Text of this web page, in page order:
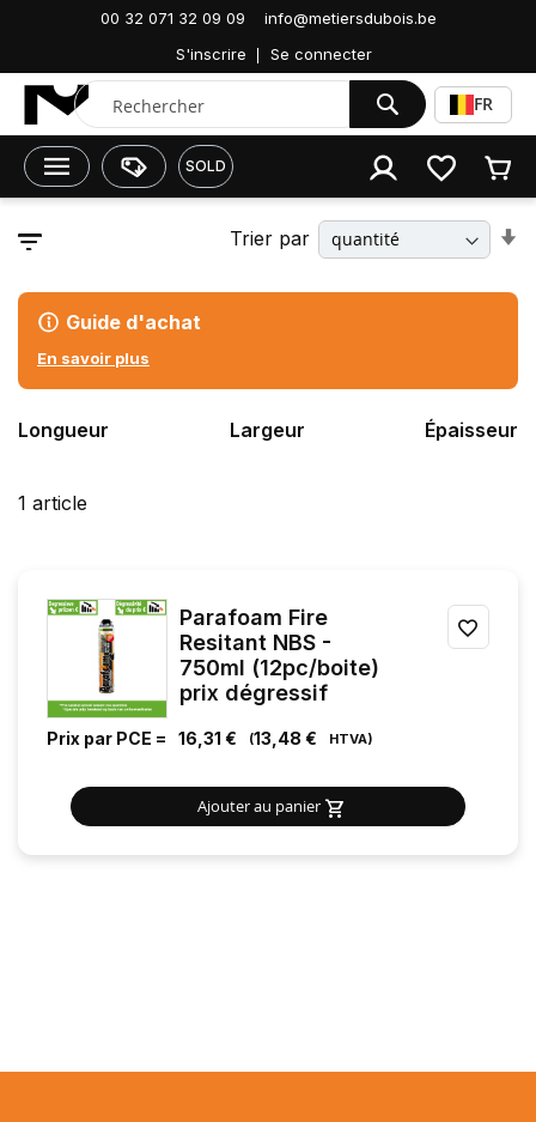
00 32 071 32 09 09
info@metiersdubois.be
S'inscrire
Se connecter
ChercherFR
SOLD
Colles, mousses & étanchéité
Résistantes au feu
1 article
Trier par
Parafoam Fire
Resitant NBS -
750ml (12pc/boite)
prix dégressif
Prix par PCE = 16,31 € 13,48 €
Ajouter au panier
Longueur Largeur Épaisseur
Guide d'achat
En savoir plus